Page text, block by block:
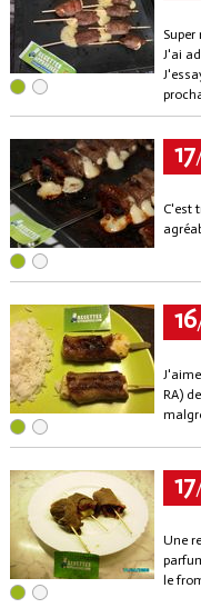
J'ai
17
C'est
16
RA)
17
Une
le